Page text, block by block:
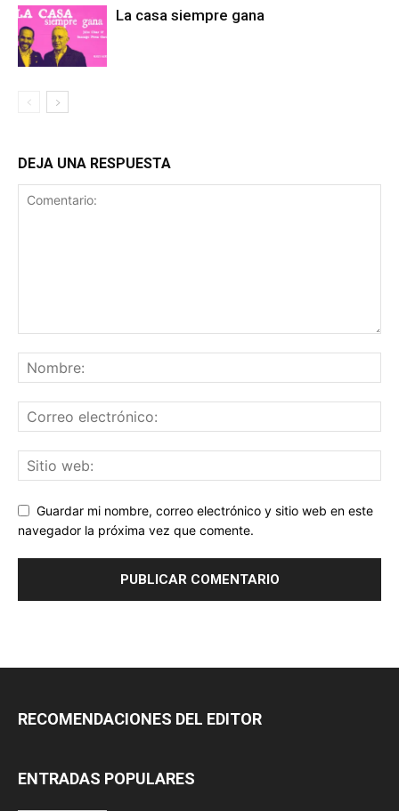
La casa siempre gana
DEJA UNA RESPUESTA
Guardar mi nombre, correo electrónico y sitio web en este
navegador la próxima vez que comente.
RECOMENDACIONES DEL EDITOR
ENTRADAS POPULARES